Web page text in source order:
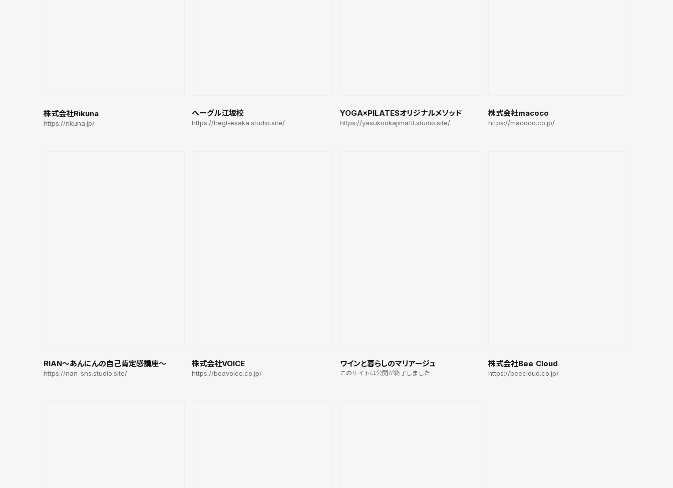
株式会社Rikuna
https://rikuna.jp/
へーグル江坂校
https://hegl-esaka.studio.site/
YOGA×PILATESオリジナルメソッド
https://yasukookajimafit.studio.site/
株式会社macoco
https://macoco.co.jp/
RIAN〜あんにんの自己肯定感講座〜
https://rian-sns.studio.site/
株式会社VOICE
https://beavoice.co.jp/
ワインと暮らしのマリアージュ
このサイトは公開が終了しました
株式会社Bee Cloud
https://beecloud.co.jp/